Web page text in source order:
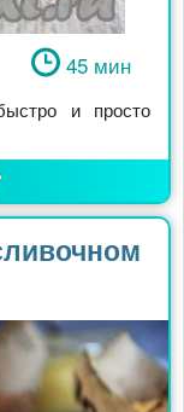
45 мин
и просто